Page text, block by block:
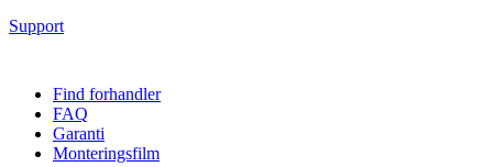
Support
Find forhandler
FAQ
Garanti
Monteringsfilm